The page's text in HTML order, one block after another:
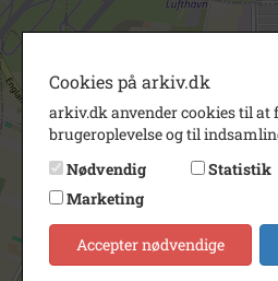
Cookies på arkiv.dk
arkiv.dk anvender cookies til at
brugeroplevelse og til
Nødvendig
Statistik
Marketing
Accepter nødvendige